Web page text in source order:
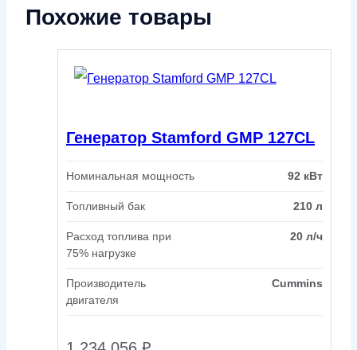
Похожие товары
Генератор Stamford GMP 127CL
Номинальная мощность 92 кВт
Топливный бак 210 л
Расход топлива при
75% нагрузке
20 л/ч
Производитель
двигателя
Cummins